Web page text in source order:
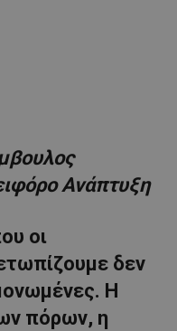
Ανάπτυξη
οι
δεν
Η
πόρων, η